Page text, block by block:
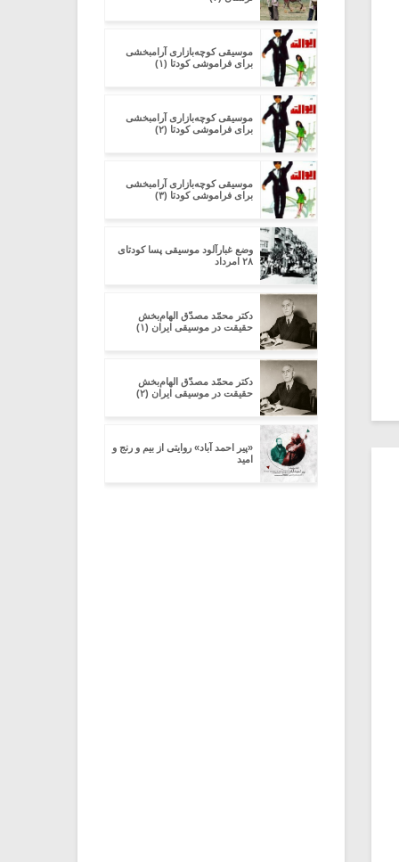
موسیقی کوچه‌بازاری آرامبخشی
برای فراموشی کودتا (۱)
موسیقی کوچه‌بازاری آرامبخشی
برای فراموشی کودتا (۲)
موسیقی کوچه‌بازاری آرامبخشی
برای فراموشی کودتا (۳)
وضع غبارآلود موسیقی پسا کودتای
۲۸ امرداد
دکتر محمّد‌ مصدّق الهام‌بخش
حقیقت در موسیقی ایران (۱)
دکتر محمّد‌ مصدّق الهام‌بخش
حقیقت در موسیقی ایران (۲)
«پیر احمد آباد» روایتی از بیم و رنج و
امید